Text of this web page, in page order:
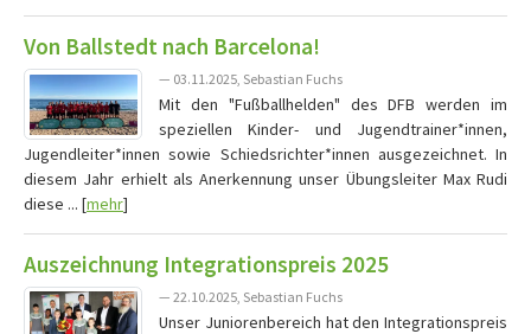
Von Ballstedt nach Barcelona!
— 03.11.2025, Sebastian Fuchs
Mit den "Fußballhelden" des DFB werden im
speziellen Kinder- und Jugendtrainer*innen,
Jugendleiter*innen sowie Schiedsrichter*innen ausgezeichnet. In
diesem Jahr erhielt als Anerkennung unser Übungsleiter Max Rudi
diese ... [mehr]
Auszeichnung Integrationspreis 2025
— 22.10.2025, Sebastian Fuchs
Unser Juniorenbereich hat den Integrationspreis